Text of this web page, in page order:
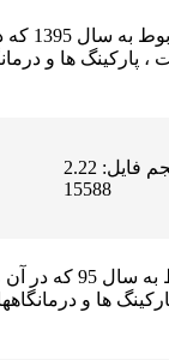
نسخه
حجم فایل: 2.22 MB | دریافت ها:
15588
نسخه جدید نقشه